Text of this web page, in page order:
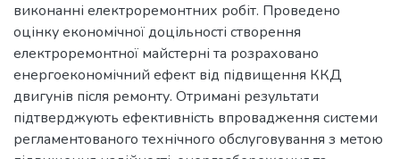
виконанні електроремонтних робіт. Проведено
оцінку економічної доцільності створення
електроремонтної майстерні та розраховано
енергоекономічний ефект від підвищення ККД
двигунів після ремонту. Отримані результати
підтверджують ефективність впровадження системи
регламентованого технічного обслуговування з метою